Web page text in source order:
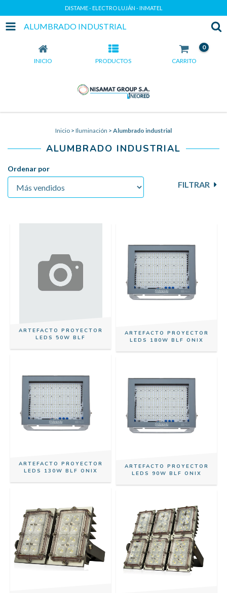
DISTAME - ELECTRO LUJÁN - INMATEL
ALUMBRADO INDUSTRIAL
INICIO PRODUCTOS CARRITO
0
Inicio > Iluminación > Alumbrado industrial
ALUMBRADO INDUSTRIAL
Ordenar por
FILTRAR
ARTEFACTO PROYECTOR
LEDS 50W BLF
ARTEFACTO PROYECTOR
LEDS 180W BLF ONIX
ARTEFACTO PROYECTOR
LEDS 130W BLF ONIX
ARTEFACTO PROYECTOR
LEDS 90W BLF ONIX